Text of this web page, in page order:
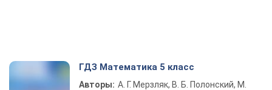
ГДЗ Математика 5 класс
Авторы: А. Г. Мерзляк, В. Б. Полонский, М.